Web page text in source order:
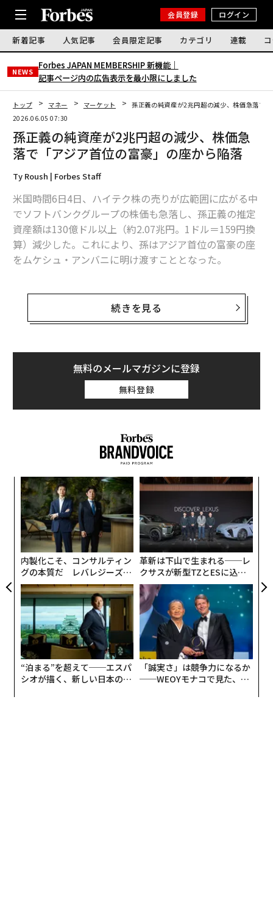
会員登録 ログイン
新着記事 人気記事 会員限定記事 カテゴリ 連載
NEWS
Forbes JAPAN MEMBERSHIP 新機能｜
記事ページ内の広告表示を最小限にしました
トップ マネー マーケット
孫正義の純資産が2兆円超の減少、株価急落で
2026.06.05 07:30
孫正義の純資産が2兆円超の減少、株価急
落で「アジア首位の富豪」の座から陥落
Ty Roush | Forbes Staff
米国時間6日4日、ハイテク株の売りが広範囲に広がる中
でソフトバンクグループの株価も急落し、孫正義の推定
資産額は130億ドル以上（約2.07兆円。1ドル＝159円換
算）減少した。これにより、孫はアジア首位の富豪の座
をムケシュ・アンバニに明け渡すこととなった。
ターマーケット）で下落したのち、日本の株式市場でも
11％以上下落した。同社の株式はナスダックやニューヨ
ず、米国では店頭（OTC）市場で取引されている。
この日、世界のハイテク株は全面安となった。台湾のTS
MCが1.6％安となったほか、鴻海精密工業（フォックス
コン）は4％安、サムスンは1.25％安、SKハイニックス
が3.6％安、アルファベットが0.8％安、アマゾンは2.5％
安と値を落としている。
続きを見る
無料のメールマガジンに登録
無料登録
内製化こそ、コンサルティン
グの本質だ レバレジーズが
実践する、次世代ファームの
全貌
革新は下山で生まれる──レ
クサスが新型TZとESに込め
た「DISCOVER」の哲学
“泊まる”を超えて──エスパ
シオが描く、新しい日本のラ
「誠実さ」は競争力になるか
──WEOYモナコで見た、く